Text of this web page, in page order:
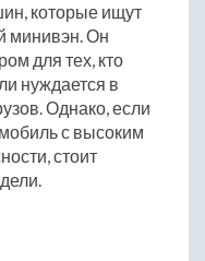
которые ищут
минивэн. Он
для тех, кто
нуждается в
Однако, если
с высоким
стоит